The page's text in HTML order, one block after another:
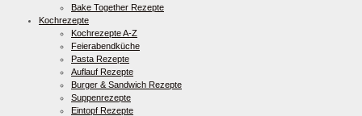
Bake Together Rezepte
Kochrezepte
Kochrezepte A-Z
Feierabendküche
Pasta Rezepte
Auflauf Rezepte
Burger & Sandwich Rezepte
Suppenrezepte
Eintopf Rezepte